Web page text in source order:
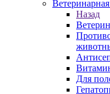
Назад
Для